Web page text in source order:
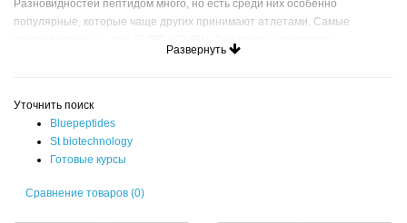
Разновидностей пептидом много, но есть среди них особенно
популярные, которые чаще других принимают атлетами. Самые
GHRP-2;
GHRP-6;
Гексарелин;
Ипаморелин.
Все пептиды этой группы имеют приблизительно схожие воздействия, с
Развернуть
Уточнить поиск
Bluepeptides
St biotechnology
Готовые курсы
Сравнение товаров (0)